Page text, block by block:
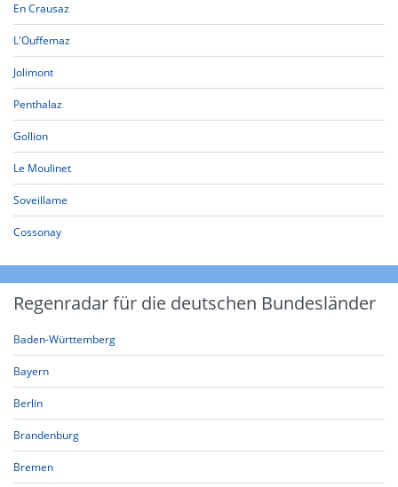
En Crausaz
L'Ouffemaz
Jolimont
Penthalaz
Gollion
Le Moulinet
Soveillame
Cossonay
Regenradar für die deutschen Bundesländer
Baden-Württemberg
Bayern
Berlin
Brandenburg
Bremen